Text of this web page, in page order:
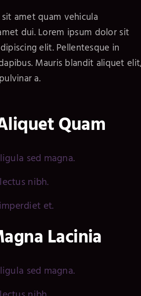
amet quam vehicula
dui. Lorem ipsum dolor sit
elit. Pellentesque in
Mauris blandit aliquet
a.
Quam
sed magna.
nibh.
et.
Lacinia
sed magna.